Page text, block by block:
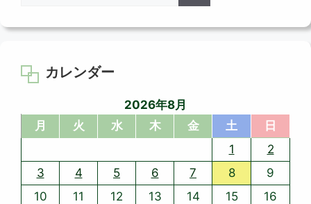
カレンダー
2026年8月
月
火 水 木 金 土
日
1
2
3
4 5 6 7 8
9
10
11 12 13 14 15
16